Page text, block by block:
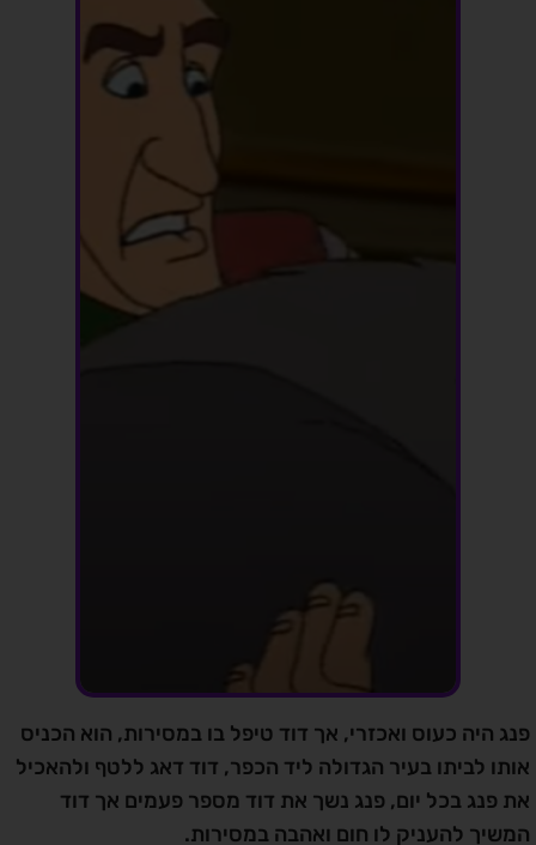
פנג היה כעוס ואכזרי, אך דוד טיפל בו במסירות, הוא הכניס
אותו לביתו בעיר הגדולה ליד הכפר, דוד דאג ללטף ולהאכיל
את פנג בכל יום, פנג נשך את דוד מספר פעמים אך דוד
המשיך להעניק לו חום ואהבה במסירות.